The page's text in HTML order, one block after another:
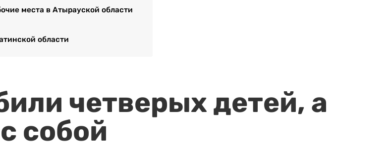
места в Атырауской области
области
четверых детей, а
собой